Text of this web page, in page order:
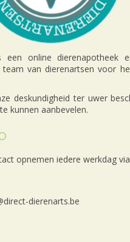
een online dierenapotheek
van dierenartsen voor
deskundigheid ter uwer
kunnen aanbevelen.
opnemen iedere werkdag
dierenarts.be